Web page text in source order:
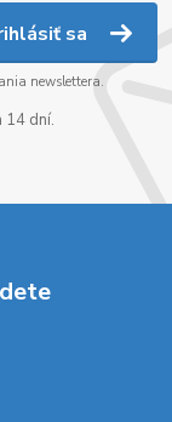
sa
newslettera.
14 dní.